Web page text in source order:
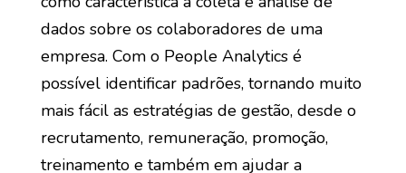
dados sobre os colaboradores de uma
empresa. Com o People Analytics é
possível identificar padrões, tornando muito
mais fácil as estratégias de gestão, desde o
recrutamento, remuneração, promoção,
treinamento e também em ajudar a